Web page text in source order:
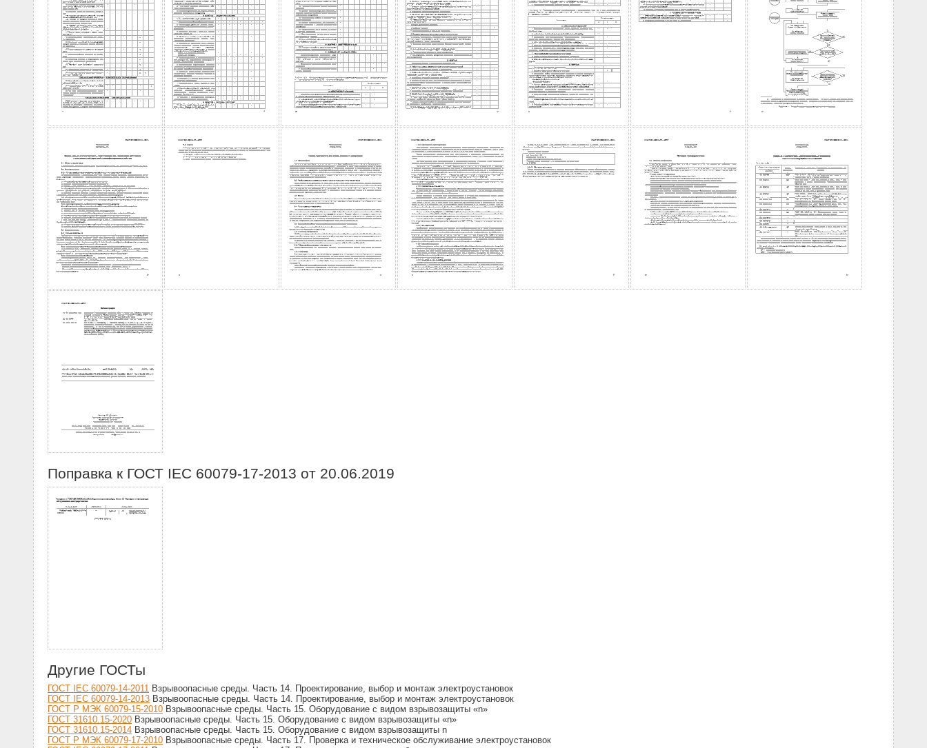
Поправка к ГОСТ IEC 60079-17-2013 от 20.06.2019
Другие ГОСТы
ГОСТ IEC 60079-14-2011 Взрывоопасные среды. Часть 14. Проектирование, выбор и монтаж электроустановок
ГОСТ IEC 60079-14-2013 Взрывоопасные среды. Часть 14. Проектирование, выбор и монтаж электроустановок
ГОСТ Р МЭК 60079-15-2010 Взрывоопасные среды. Часть 15. Оборудование с видом взрывозащиты «n»
ГОСТ 31610.15-2020 Взрывоопасные среды. Часть 15. Оборудование с видом взрывозащиты «n»
ГОСТ 31610.15-2014 Взрывоопасные среды. Часть 15. Оборудование с видом взрывозащиты n
ГОСТ Р МЭК 60079-17-2010 Взрывоопасные среды. Часть 17. Проверка и техническое обслуживание электроустановок